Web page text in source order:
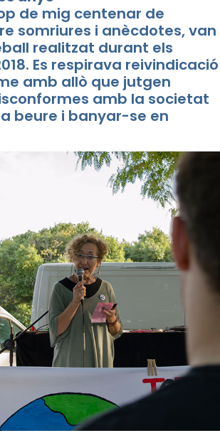
de mig centenar de
somriures i anècdotes, van
realitzat durant els
Es respirava reivindicació
amb allò que jutgen
amb la societat
beure i banyar-se en